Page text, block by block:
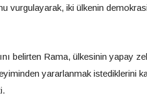
vurgulayarak, iki ülkenin
belirten Rama, ülkesinin yapay
yararlanmak istediklerini